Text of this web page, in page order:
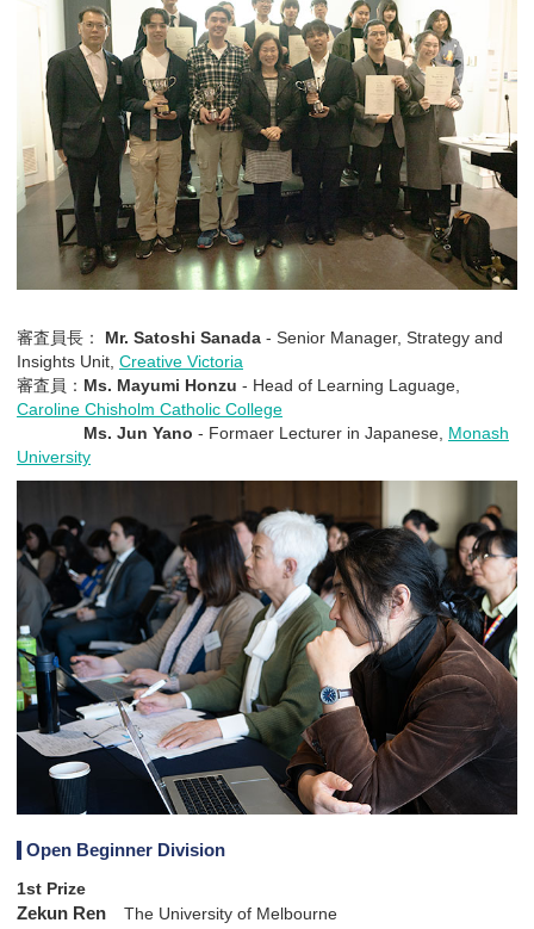
審査員長： Mr. Satoshi Sanada - Senior Manager, Strategy and
Insights Unit, Creative Victoria
審査員： Ms. Mayumi Honzu - Head of Learning Laguage,
Caroline Chisholm Catholic College
Ms. Jun Yano - Formaer Lecturer in Japanese, Monash
University
Open Beginner Division
1st Prize
Zekun Ren The University of Melbourne